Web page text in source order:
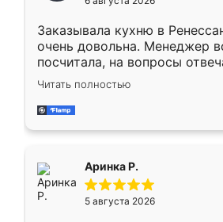
мебели буду заказывать
Заказывала кухню в
очень довольна. Менеджер
посчитала, на вопросы
Замерщик приехал в
делу со всей
за день, ребята работали
Читать полностью
Аринка Р.
5 августа 2026